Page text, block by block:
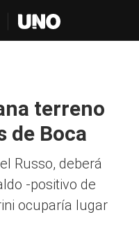
terreno
de Boca
Russo, deberá
-positivo de
ocuparía lugar